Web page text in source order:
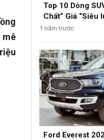
mê
Top 10 Dòng
Chất” Giá “Siêu
1 năm trước
Ford Everest